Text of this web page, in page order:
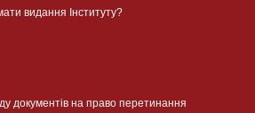
видання Інституту?
документів на право перетинання